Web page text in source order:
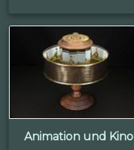
Animation und Kino